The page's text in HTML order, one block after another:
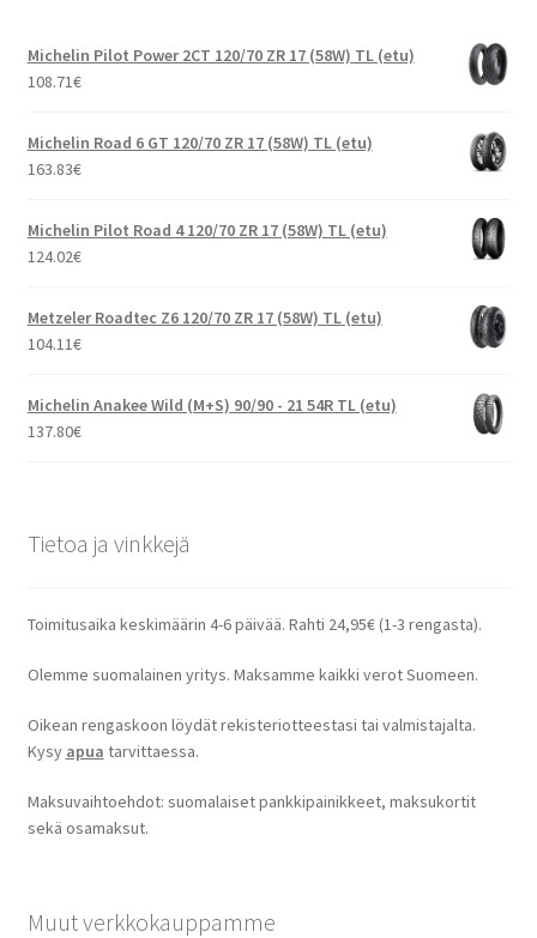
Michelin Pilot Power 2CT 120/70 ZR 17 (58W) TL (etu)
108.71€
Michelin Road 6 GT 120/70 ZR 17 (58W) TL (etu)
163.83€
Michelin Pilot Road 4 120/70 ZR 17 (58W) TL (etu)
124.02€
Metzeler Roadtec Z6 120/70 ZR 17 (58W) TL (etu)
104.11€
Michelin Anakee Wild (M+S) 90/90 - 21 54R TL (etu)
137.80€
Tietoa ja vinkkejä
Toimitusaika keskimäärin 4-6 päivää. Rahti 24,95€ (1-3 rengasta).
Olemme suomalainen yritys. Maksamme kaikki verot Suomeen.
Oikean rengaskoon löydät rekisteriotteestasi tai valmistajalta.
Kysy apua tarvittaessa.
Maksuvaihtoehdot: suomalaiset pankkipainikkeet, maksukortit
sekä osamaksut.
Muut verkkokauppamme